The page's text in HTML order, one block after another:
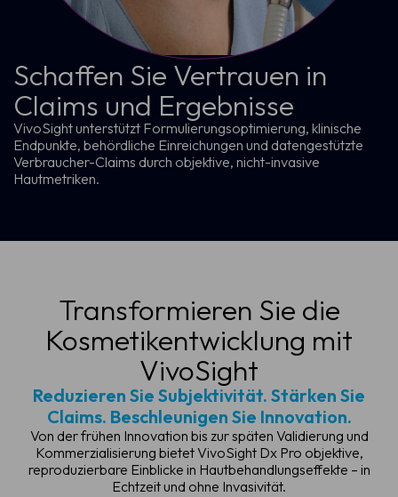
Schaffen Sie Vertrauen in
Claims und Ergebnisse
VivoSight unterstützt Formulierungsoptimierung, klinische
Endpunkte, behördliche Einreichungen und datengestützte
Verbraucher-Claims durch objektive, nicht-invasive
Hautmetriken.
Transformieren Sie die
Kosmetikentwicklung mit
VivoSight
Reduzieren Sie Subjektivität. Stärken Sie
Claims. Beschleunigen Sie Innovation.
Von der frühen Innovation bis zur späten Validierung und
Kommerzialisierung bietet VivoSight Dx Pro objektive,
reproduzierbare Einblicke in Hautbehandlungseffekte – in
Echtzeit und ohne Invasivität.